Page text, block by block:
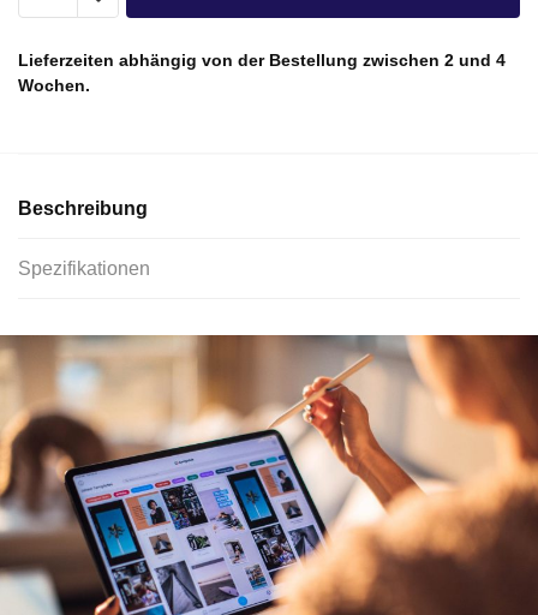
Lieferzeiten abhängig von der Bestellung zwischen 2 und 4
Wochen.
Beschreibung
Spezifikationen